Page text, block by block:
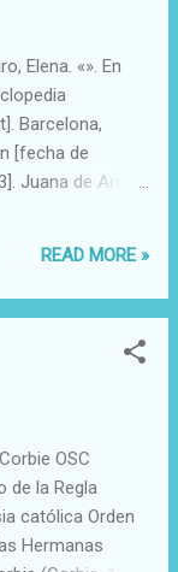
clariano
abadesa
santa fue
grandes
La
(Las
Elena. «». En
Barcelona,
[fecha de
Juana de Arco
la
que enfrentó
Francia por las
A los trece
haber visto a
y a santa
READ MORE »
OSC
de la Regla
católica Orden
Hermanas